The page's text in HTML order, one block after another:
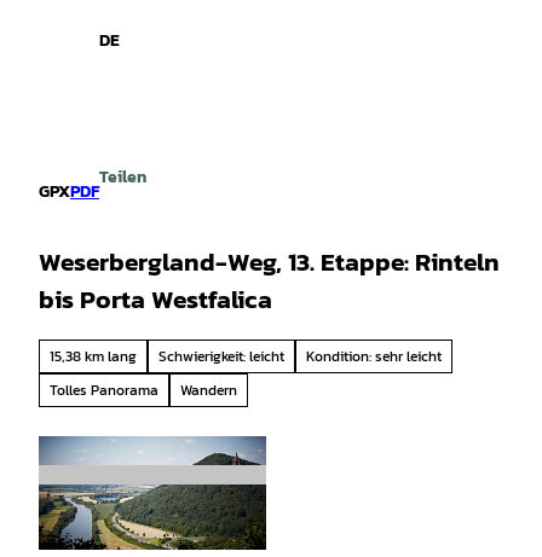
Gebärdensprache
DE
GPXPDF
Teilen
Weserbergland-Weg, 13. Etappe: Rinteln
bis Porta Westfalica
15,38 km lang Schwierigkeit: leicht
Kondition: sehr leicht
Tolles Panorama
Wandern